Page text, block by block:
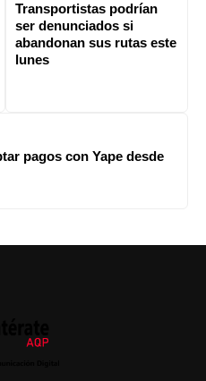
Transportistas podrían
ser denunciados si
abandonan sus rutas este
lunes
pagos con Yape desde